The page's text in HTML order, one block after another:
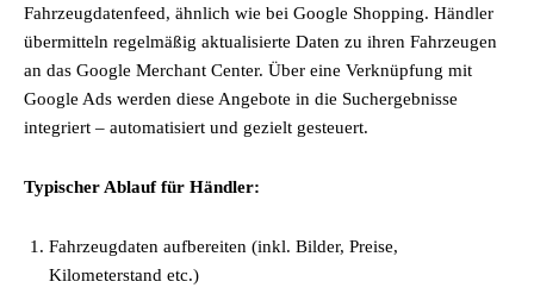
Fahrzeugdatenfeed, ähnlich wie bei Google Shopping. Händler
übermitteln regelmäßig aktualisierte Daten zu ihren Fahrzeugen
an das Google Merchant Center. Über eine Verknüpfung mit
Google Ads werden diese Angebote in die Suchergebnisse
integriert – automatisiert und gezielt gesteuert.
Typischer Ablauf für Händler:
Fahrzeugdaten aufbereiten (inkl. Bilder, Preise,
Kilometerstand etc.)